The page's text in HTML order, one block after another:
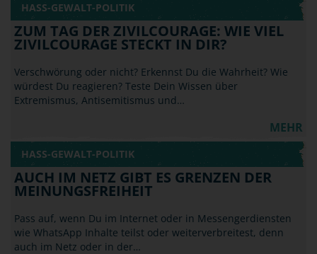
HASS-GEWALT-POLITIK
ZUM TAG DER ZIVILCOURAGE: WIE VIEL
ZIVILCOURAGE STECKT IN DIR?
Verschwörung oder nicht? Erkennst Du die Wahrheit? Wie
würdest Du reagieren? Teste Dein Wissen über
Extremismus, Antisemitismus und…
MEHR
HASS-GEWALT-POLITIK
AUCH IM NETZ GIBT ES GRENZEN DER
MEINUNGSFREIHEIT
Pass auf, wenn Du im Internet oder in Messengerdiensten
wie WhatsApp Inhalte teilst oder weiterverbreitest, denn
auch im Netz oder in der…